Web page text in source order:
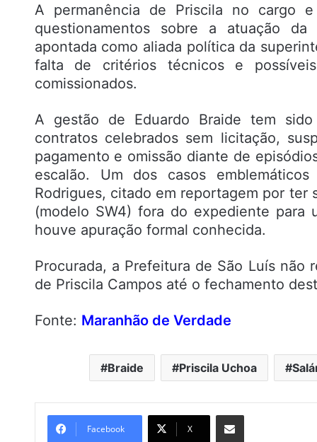
A permanência de Priscila no cargo
questionamentos sobre a atuação
apontada como aliada política da
falta de critérios técnicos e
comissionados.
A gestão de Eduardo Braide tem
contratos celebrados sem licitação,
pagamento e omissão diante de
escalão. Um dos casos
Rodrigues, citado em reportagem por
(modelo SW4) fora do expediente para
houve apuração formal conhecida.
Procurada, a Prefeitura de São Luís não
de Priscila Campos até o fechamento
Fonte: Maranhão de Verdade
Braide Priscila Uchoa
Facebook X
Compartilhar por e-mail